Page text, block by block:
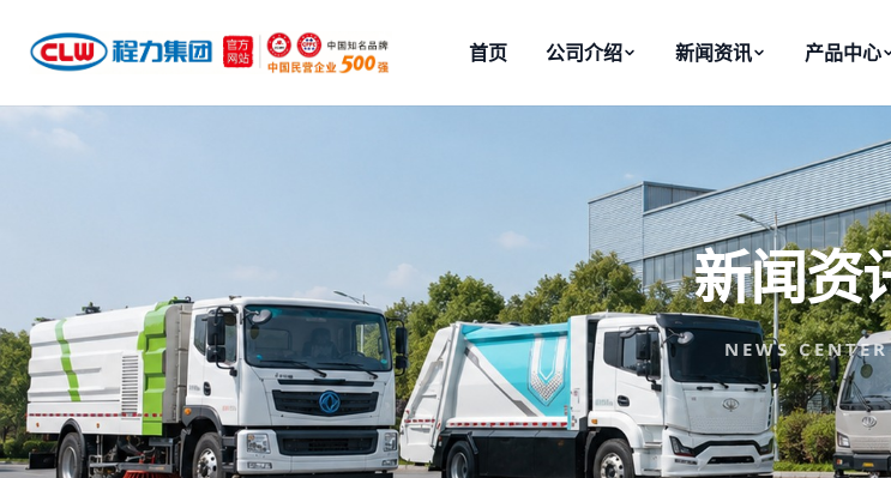
首页 公司介绍 新闻资讯 产品中心
新闻资
NEWS CENTER